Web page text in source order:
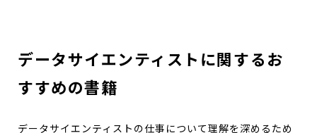
データサイエンティストに関するお
すすめの書籍
データサイエンティストの仕事について理解を深めるため